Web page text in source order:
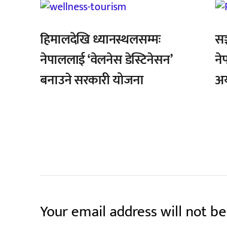
,
हिमालदेखि ध्यानस्थलसम्मः
नेपाललाई ‘वेलनेस डेस्टिनेसन’
बनाउने सरकारी योजना
,
Your email address will not